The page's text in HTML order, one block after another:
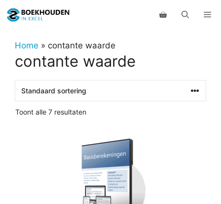
naar
inhoudHome » contante waarde
contante waarde
Toont alle 7 resultaten